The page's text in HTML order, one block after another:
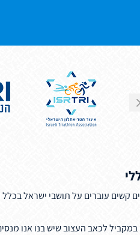
קשים עוברים על תושבי ישראל
במקביל לכאב העצוב שיש בנו אנו